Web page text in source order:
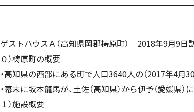
ゲストハウスＡ（高知県岡郡梼原町） 2018年9月9日
０）梼原町の概要
・高知県の西部にある町で人口3640人の（2017年4月
・幕末に坂本龍馬が、土佐（高知県）から伊予（愛媛県
１）施設概要